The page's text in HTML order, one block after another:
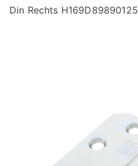
Din Rechts H169D89890125